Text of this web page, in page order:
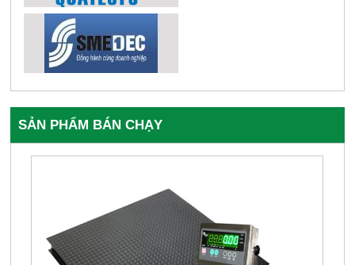
SẢN PHẨM BÁN CHẠY